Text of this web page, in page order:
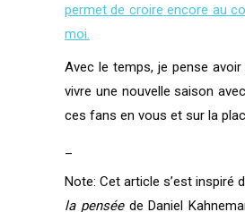
permet de croire encore au
moi.
Avec le temps, je pense
vivre une nouvelle saison
ces fans en vous et sur la
Note: Cet article s’est inspiré
la pensée de Daniel